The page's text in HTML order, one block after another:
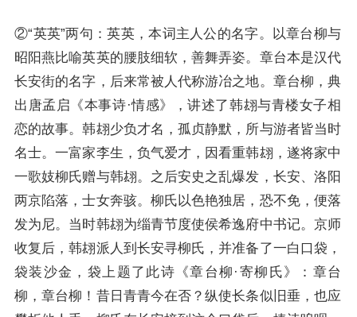
②“英英”两句：英英，本词主人公的名字。以章台柳与
昭阳燕比喻英英的腰肢细软，善舞弄姿。章台本是汉代
长安街的名字，后来常被人代称游冶之地。章台柳，典
出唐孟启《本事诗·情感》，讲述了韩翃与青楼女子相
恋的故事。韩翃少负才名，孤贞静默，所与游者皆当时
名士。一富家李生，负气爱才，因看重韩翃，遂将家中
一歌妓柳氏赠与韩翃。之后安史之乱爆发，长安、洛阳
两京陷落，士女奔骇。柳氏以色艳独居，恐不免，便落
发为尼。当时韩翃为缁青节度使侯希逸府中书记。京师
收复后，韩翃派人到长安寻柳氏，并准备了一白口袋，
袋装沙金，袋上题了此诗《章台柳·寄柳氏》：章台
柳，章台柳！昔日青青今在否？纵使长条似旧垂，也应